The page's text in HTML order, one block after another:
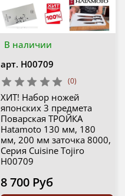
В наличии
арт. H00709
(0)
ХИТ! Набор ножей
японских 3 предмета
Поварская ТРОЙКА
Hatamoto 130 мм, 180
мм, 200 мм заточка 8000,
Серия Cuisine Tojiro
H00709
8 700 Руб